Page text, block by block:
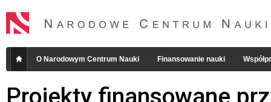
O Narodowym Centrum Nauki Finansowanie nauki
Projekty finansowane